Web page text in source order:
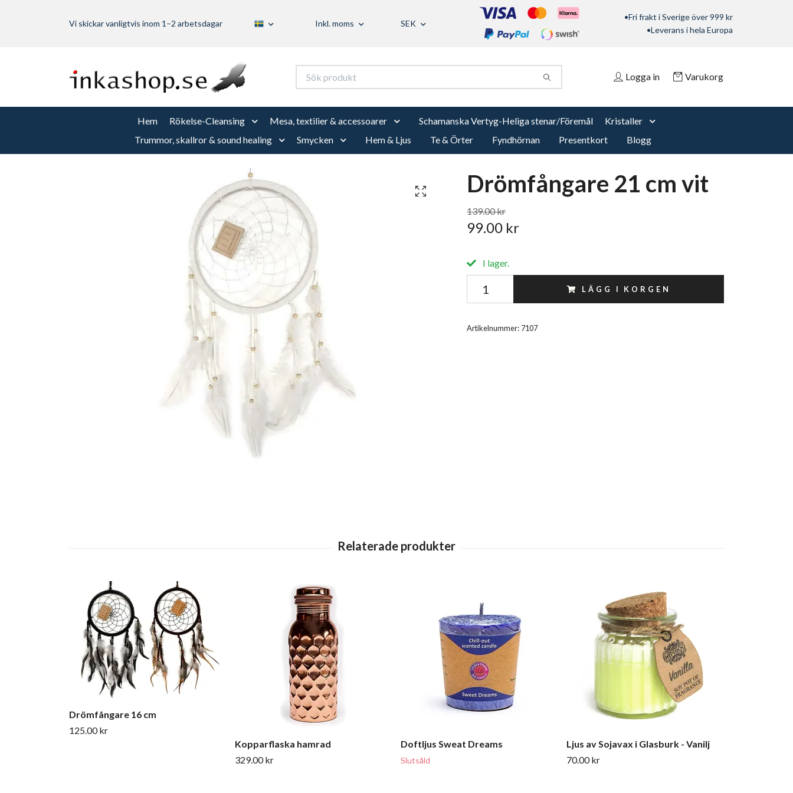
Vi skickar vanligtvis inom 1–2 arbetsdagar Inkl. moms SEK
•Fri frakt i Sverige över 999 kr
•Leverans i hela Europa
Logga in Varukorg
Hem Rökelse-Cleansing Mesa, textilier & accessoarer Schamanska Vertyg-Heliga stenar/Föremål
Kristaller
Trummor, skallror & sound healing
Smycken Hem & Ljus Te & Örter Fyndhörnan Presentkort Blogg
Drömfångare 21 cm vit
139.00 kr
99.00 kr
I lager.
LÄGG I KORGEN
Artikelnummer: 7107
Drömfångare 16 cm
125.00 kr
Kopparflaska hamrad
329.00 kr
Doftljus Sweat Dreams
Slutsåld
Ljus av Sojavax i Glasburk - Vanilj
70.00 kr